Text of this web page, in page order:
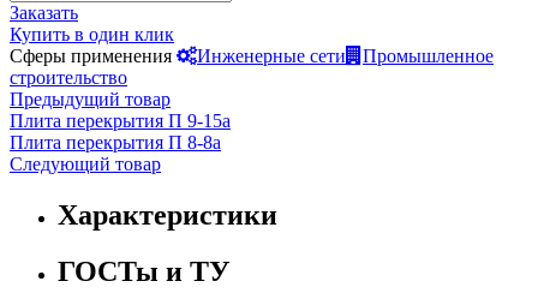
Заказать
Купить в один клик
Сферы применения
Инженерные сети
Промышленное
строительство
Предыдущий товар
Плита перекрытия П 9-15а
Плита перекрытия П 8-8а
Следующий товар
Характеристики
ГОСТы и ТУ